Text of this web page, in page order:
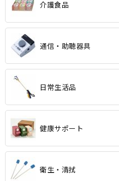
介護食品
通信・助聴器具
日常生活品
健康サポート
衛生・清拭